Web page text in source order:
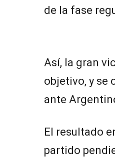
de la fase
Así, la gran
objetivo, y se
ante
El resultado
partido